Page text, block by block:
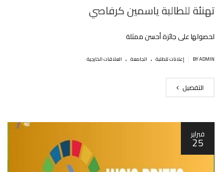
تهنئة للطالبة ياسمين كرفاصي
لحصولها على جائزة أحسن ممثلة
BY ADMIN إعلانات للطلبة . الجامعة . العلاقات الخارجية
التفصيل
فبراير
25